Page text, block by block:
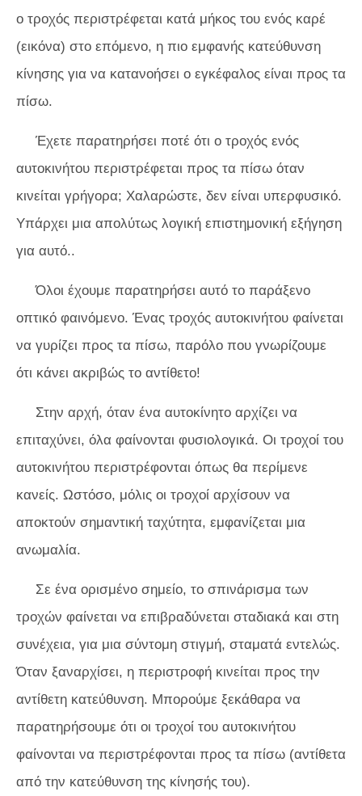
ο τροχός περιστρέφεται κατά μήκος του ενός καρέ
(εικόνα) στο επόμενο, η πιο εμφανής κατεύθυνση
κίνησης για να κατανοήσει ο εγκέφαλος είναι προς τα
πίσω.
Έχετε παρατηρήσει ποτέ ότι ο τροχός ενός
αυτοκινήτου περιστρέφεται προς τα πίσω όταν
κινείται γρήγορα; Χαλαρώστε, δεν είναι υπερφυσικό.
Υπάρχει μια απολύτως λογική επιστημονική εξήγηση
για αυτό..
Όλοι έχουμε παρατηρήσει αυτό το παράξενο
οπτικό φαινόμενο. Ένας τροχός αυτοκινήτου φαίνεται
να γυρίζει προς τα πίσω, παρόλο που γνωρίζουμε
ότι κάνει ακριβώς το αντίθετο!
Στην αρχή, όταν ένα αυτοκίνητο αρχίζει να
επιταχύνει, όλα φαίνονται φυσιολογικά. Οι τροχοί του
αυτοκινήτου περιστρέφονται όπως θα περίμενε
κανείς. Ωστόσο, μόλις οι τροχοί αρχίσουν να
αποκτούν σημαντική ταχύτητα, εμφανίζεται μια
ανωμαλία.
Σε ένα ορισμένο σημείο, το σπινάρισμα των
τροχών φαίνεται να επιβραδύνεται σταδιακά και στη
συνέχεια, για μια σύντομη στιγμή, σταματά εντελώς.
Όταν ξαναρχίσει, η περιστροφή κινείται προς την
αντίθετη κατεύθυνση. Μπορούμε ξεκάθαρα να
παρατηρήσουμε ότι οι τροχοί του αυτοκινήτου
φαίνονται να περιστρέφονται προς τα πίσω (αντίθετα
από την κατεύθυνση της κίνησής του).